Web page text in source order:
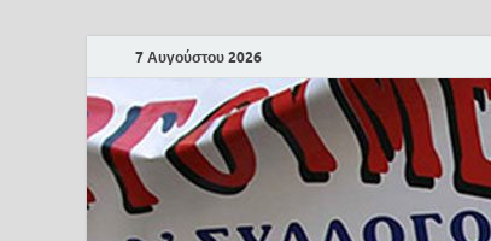
7 Αυγούστου 2026